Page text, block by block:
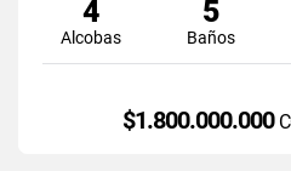
4
Alcobas
5
Baños
$1.800.000.000